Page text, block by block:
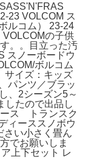
23 VOLCOM ス
ルコム） 23-24
の子供
。。目立った汚
スノーボードウ
ボルコム
サイズ：キッズ
パンツ／ブラッ
、2シーズン5～
したので出品し
ス トランスク
ィーススノボウ
さい小さく畳ん
でお願いしま
上下セット レ